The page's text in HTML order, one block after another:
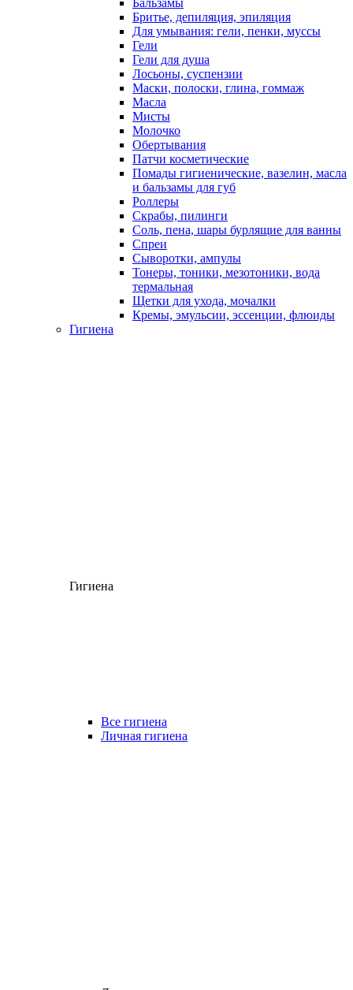
Бальзамы
Бритье, депиляция, эпиляция
Для умывания: гели, пенки, муссы
Гели
Гели для душа
Лосьоны, суспензии
Маски, полоски, глина, гоммаж
Масла
Мисты
Молочко
Обертывания
Патчи косметические
Помады гигиенические, вазелин, масла
и бальзамы для губ
Роллеры
Скрабы, пилинги
Соль, пена, шары бурлящие для ванны
Спреи
Сыворотки, ампулы
Тонеры, тоники, мезотоники, вода
термальная
Щетки для ухода, мочалки
Кремы, эмульсии, эссенции, флюиды
Гигиена
Гигиена
Все гигиена
Личная гигиена